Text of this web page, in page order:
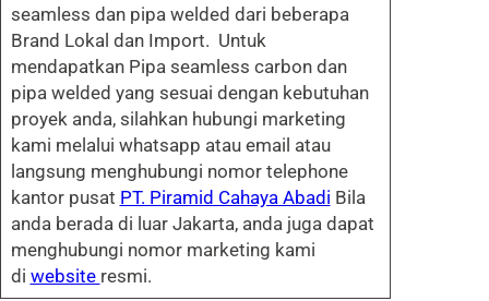
seamless dan pipa welded dari beberapa
Brand Lokal dan Import. Untuk
mendapatkan Pipa seamless carbon dan
pipa welded yang sesuai dengan kebutuhan
proyek anda, silahkan hubungi marketing
kami melalui whatsapp atau email atau
langsung menghubungi nomor telephone
kantor pusat PT. Piramid Cahaya Abadi Bila
anda berada di luar Jakarta, anda juga dapat
menghubungi nomor marketing kami
di website resmi.